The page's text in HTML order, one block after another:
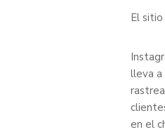
El
lleva
en el